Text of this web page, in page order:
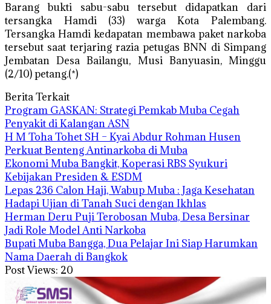
Barang bukti sabu-sabu tersebut didapatkan dari
tersangka Hamdi (33) warga Kota Palembang.
Tersangka Hamdi kedapatan membawa paket narkoba
tersebut saat terjaring razia petugas BNN di Simpang
Jembatan Desa Bailangu, Musi Banyuasin, Minggu
(2/10) petang.(*)
Berita Terkait
Program GASKAN: Strategi Pemkab Muba Cegah
Penyakit di Kalangan ASN
H M Toha Tohet SH – Kyai Abdur Rohman Husen
Perkuat Benteng Antinarkoba di Muba
Ekonomi Muba Bangkit, Koperasi RBS Syukuri
Kebijakan Presiden & ESDM
Lepas 236 Calon Haji, Wabup Muba : Jaga Kesehatan
Hadapi Ujian di Tanah Suci dengan Ikhlas
Herman Deru Puji Terobosan Muba, Desa Bersinar
Jadi Role Model Anti Narkoba
Bupati Muba Bangga, Dua Pelajar Ini Siap Harumkan
Nama Daerah di Bangkok
Post Views: 20